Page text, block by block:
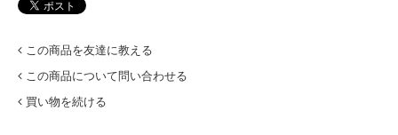
この商品を友達に教える
この商品について問い合わせる
買い物を続ける